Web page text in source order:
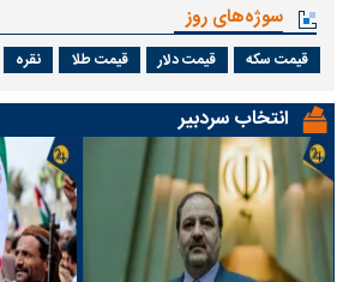
سوژه‌های روز
قیمت سکه قیمت دلار قیمت طلا نقره
انتخاب سردبیر